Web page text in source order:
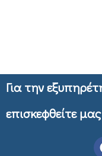
Για την
επισκεφθείτε μας